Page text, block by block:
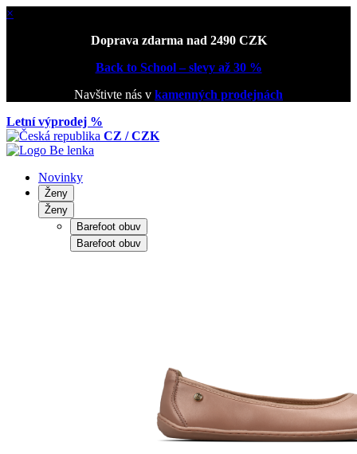
×
Doprava zdarma nad 2490 CZK
Back to School – slevy až 30 %
Navštivte nás v kamenných prodejnách
Letní výprodej %
CZ / CZK
Novinky
Ženy
Ženy
Barefoot obuv
Barefoot obuv